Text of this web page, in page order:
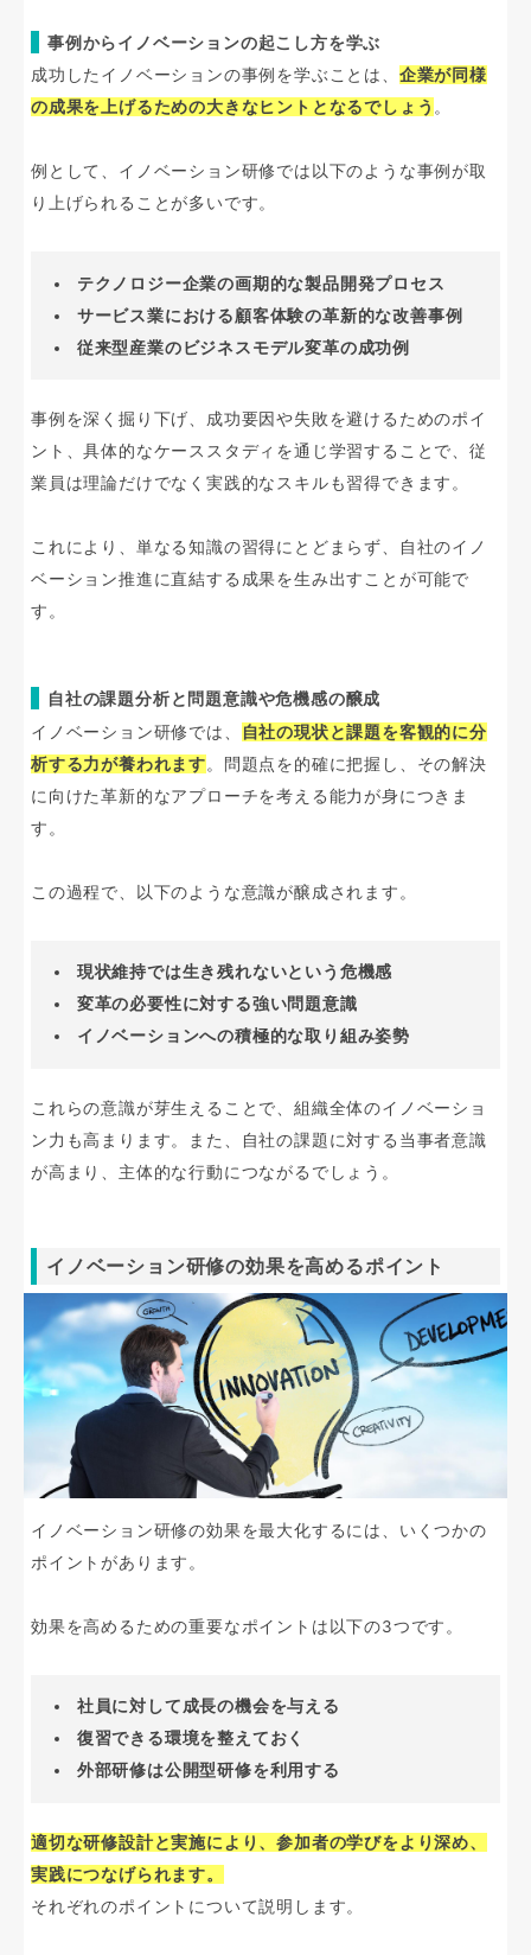
事例からイノベーションの起こし方を学ぶ
成功したイノベーションの事例を学ぶことは、 企業が同様
の成果を上げるための大きなヒントとなるでしょう 。
例として、イノベーション研修では以下のような事例が取
り上げられることが多いです。
テクノロジー企業の画期的な製品開発プロセス
サービス業における顧客体験の革新的な改善事例
従来型産業のビジネスモデル変革の成功例
事例を深く掘り下げ、成功要因や失敗を避けるためのポイ
ント、具体的なケーススタディを通じ学習することで、従
業員は理論だけでなく実践的なスキルも習得できます。
これにより、単なる知識の習得にとどまらず、自社のイノ
ベーション推進に直結する成果を生み出すことが可能で
す。
自社の課題分析と問題意識や危機感の醸成
イノベーション研修では、
自社の現状と課題を客観的に分
析する力が養われます。問題点を的確に把握し、その解決
に向けた革新的なアプローチを考える能力が身につきま
す。
この過程で、以下のような意識が醸成されます。
現状維持では生き残れないという危機感
変革の必要性に対する強い問題意識
イノベーションへの積極的な取り組み姿勢
これらの意識が芽生えることで、組織全体のイノベーショ
ン力も高まります。また、自社の課題に対する当事者意識
が高まり、主体的な行動につながるでしょう。
イノベーション研修の効果を高めるポイント
イノベーション研修の効果を最大化するには、いくつかの
ポイントがあります。
効果を高めるための重要なポイントは以下の3つです。
社員に対して成長の機会を与える
復習できる環境を整えておく
外部研修は公開型研修を利用する
適切な研修設計と実施により、参加者の学びをより深め、
実践につなげられます。
それぞれのポイントについて説明します。